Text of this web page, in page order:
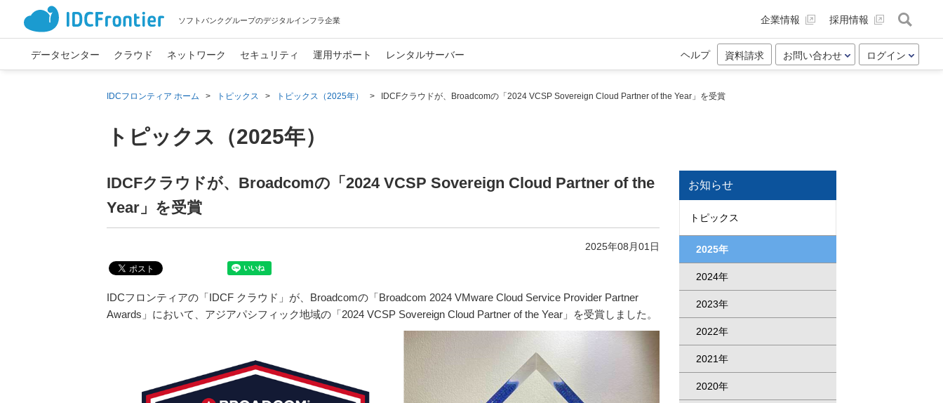
ソフトバンクグループのデジタルインフラ企業 企業情報 採用情報
データセンター クラウド ネットワーク セキュリティ 運用サポート レンタルサーバー ヘルプ 資料請求 お問い合わせ ログイン
IDCフロンティア ホーム > トピックス > トピックス（2025年） > IDCFクラウドが、Broadcomの「2024 VCSP Sovereign Cloud Partner of the Year」を受賞
トピックス（2025年）
IDCFクラウドが、Broadcomの「2024 VCSP Sovereign Cloud Partner of the
Year」を受賞
2025年08月01日
IDCフロンティアの「IDCF クラウド」が、Broadcomの「Broadcom 2024 VMware Cloud Service Provider Partner
Awards」において、アジアパシフィック地域の「2024 VCSP Sovereign Cloud Partner of the Year」を受賞しました。
お知らせ
トピックス
2025年
2024年
2023年
2022年
2021年
2020年